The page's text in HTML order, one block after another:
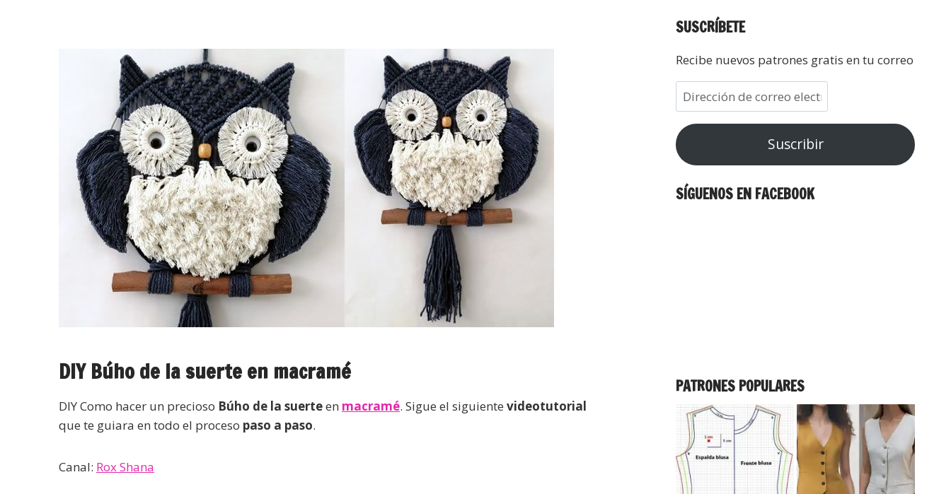
DIY Búho de la suerte en macramé
DIY Como hacer un precioso Búho de la suerteen macramé. Sigue el siguiente videotutorial
que te guiara en todo el proceso paso a paso.
Canal: Rox Shana
SUSCRÍBETE
Recibe nuevos patrones gratis en tu correo
Suscribir
SÍGUENOS EN FACEBOOK
PATRONES POPULARES